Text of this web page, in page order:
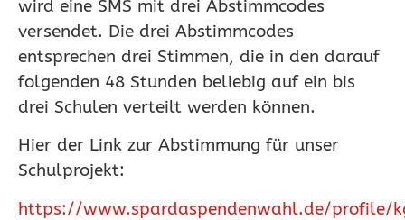
wird eine SMS mit drei Abstimmcodes
versendet. Die drei Abstimmcodes
entsprechen drei Stimmen, die in den darauf
folgenden 48 Stunden beliebig auf ein bis
drei Schulen verteilt werden können.
Hier der Link zur Abstimmung für unser
Schulprojekt:
https://www.spardaspendenwahl.de/profile/